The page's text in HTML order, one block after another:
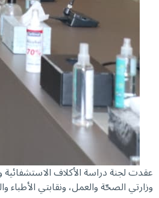
عقدت لجنة دراسة الأكلاف الاستشفائية
وزارتي الصحّة والعمل، ونقابتي